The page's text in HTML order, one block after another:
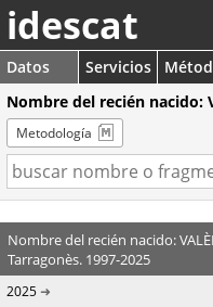
idescat
Datos Servicios
Nombre del recién nacido:
Metodología
Nombre del recién nacido:
Tarragonès. 1997-2025
2025